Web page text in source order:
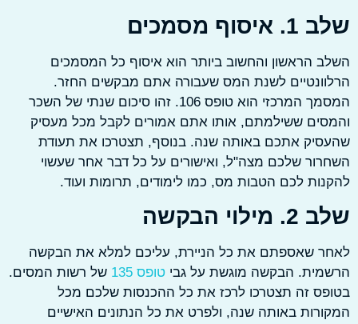
מסמכים
הראשון והחשוב ביותר הוא איסוף כל המסמכים
לשנת המס שעבורה אתם מבקשים החזר.
המסמך המרכזי הוא טופס 106. זהו סיכום שנתי של השכר
ששילמתם, אותו אתם אמורים לקבל מכל מעסיק
אתכם באותה שנה. בנוסף, תצטרכו את תעודת
שלכם מצה"ל, ואישורים על כל דבר אחר שעשוי
לכם הטבות מס, כמו לימודים, תרומות ועוד.
הבקשה
שאספתם את כל הניירת, עליכם למלא את הבקשה
הבקשה מוגשת על גביטופס 135
של רשות המסים.
זה תצטרכו לרכז את כל ההכנסות שלכם מכל
באותה שנה, ולפרט את כל הנתונים האישיים